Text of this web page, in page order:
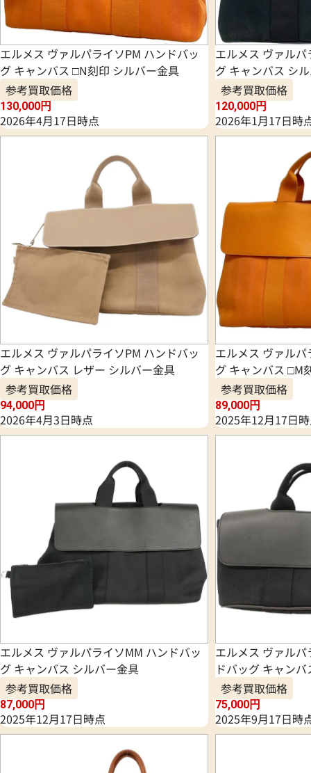
エルメス ヴァルパライソPM ハンドバッ
グ キャンバス □N刻印 シルバー金具
参考買取価格
130,000円
2026年4月17日時点
エルメス ヴァル
グ キャンバス シ
参考買取価格
120,000円
2026年1月17日時
エルメス ヴァルパライソPM ハンドバッ
グ キャンバス レザー シルバー金具
参考買取価格
94,000円
2026年4月3日時点
エルメス ヴァル
グ キャンバス □M
参考買取価格
89,000円
2025年12月17日
エルメス ヴァルパライソMM ハンドバッ
グ キャンバス シルバー金具
参考買取価格
87,000円
2025年12月17日時点
エルメス ヴァル
ドバッグ キャンバ
参考買取価格
75,000円
2025年9月17日時